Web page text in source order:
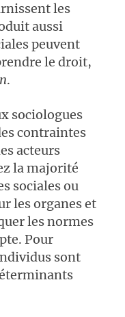
les
aussi
peuvent
le droit,
.
sociologues
contraintes
acteurs
la majorité
sociales ou
les organes et
les normes
Pour
sont